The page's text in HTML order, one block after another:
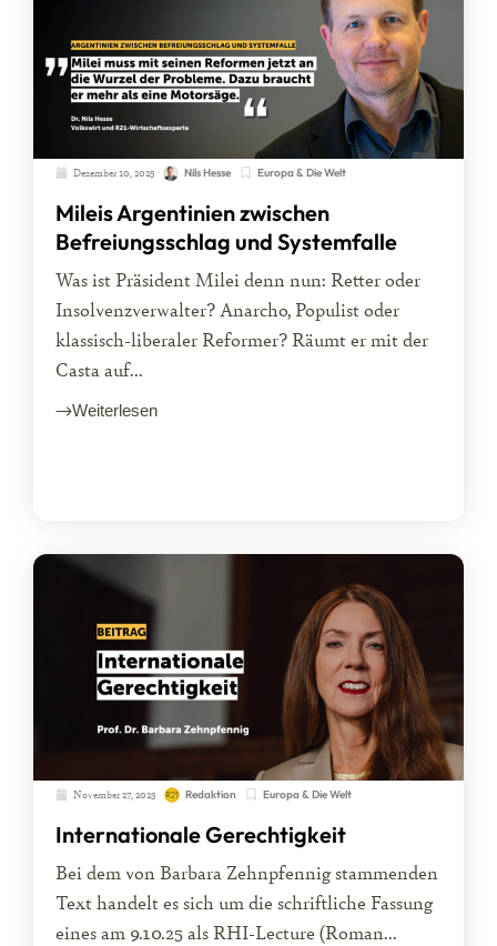
Dezember 10, 2025 Nils Hesse Europa & Die Welt
Mileis Argentinien zwischen
Befreiungsschlag und Systemfalle
Was ist Präsident Milei denn nun: Retter oder
Insolvenzverwalter? Anarcho, Populist oder
klassisch-liberaler Reformer? Räumt er mit der
Casta auf...
Weiterlesen
November 27, 2025 Redaktion Europa & Die Welt
Internationale Gerechtigkeit
Bei dem von Barbara Zehnpfennig stammenden
Text handelt es sich um die schriftliche Fassung
eines am 9.10.25 als RHI-Lecture (Roman...